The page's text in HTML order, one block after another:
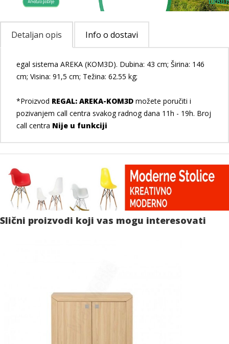
Detaljan opis Info o dostavi
egal sistema AREKA (KOM3D). Dubina: 43 cm; Širina: 146
cm; Visina: 91,5 cm; Težina: 62.55 kg;
*Proizvod REGAL: AREKA-KOM3D možete poručiti i
pozivanjem call centra svakog radnog dana 11h - 19h. Broj
call centra Nije u funkciji
Slični proizvodi koji vas mogu interesovati